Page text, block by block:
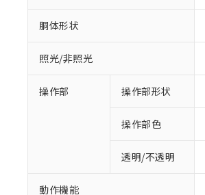
胴体形状
照光/非照光
操作部 操作部形状
操作部色
透明/不透明
動作機能